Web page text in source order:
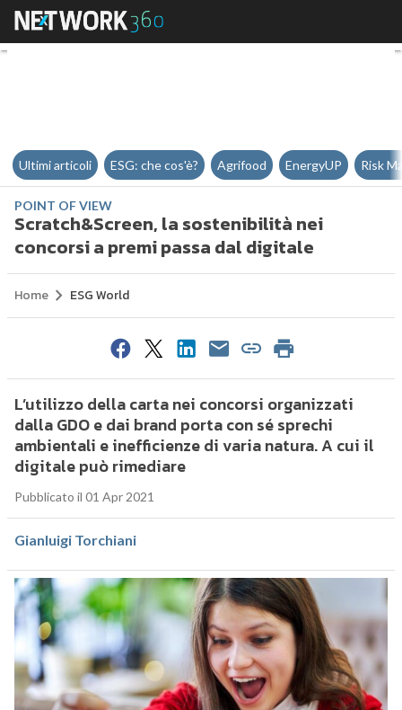
Scratch&Screen, la
Ultimi articoli ESG: che cos'è? Agrifood EnergyUP Risk
POINT OF VIEW
Scratch&Screen, la sostenibilità nei
concorsi a premi passa dal digitale
Home ESG World
L’utilizzo della carta nei concorsi organizzati
dalla GDO e dai brand porta con sé sprechi
ambientali e inefficienze di varia natura. A cui il
digitale può rimediare
Pubblicato il 01 Apr 2021
Gianluigi Torchiani